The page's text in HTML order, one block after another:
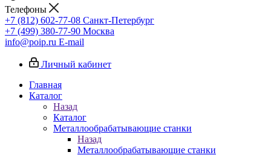
Телефоны
+7 (812) 602-77-08 Санкт-Петербург
+7 (499) 380-77-90 Москва
info@poip.ru E-mail
Личный кабинет
Главная
Каталог
Назад
Каталог
Металлообрабатывающие станки
Назад
Металлообрабатывающие станки